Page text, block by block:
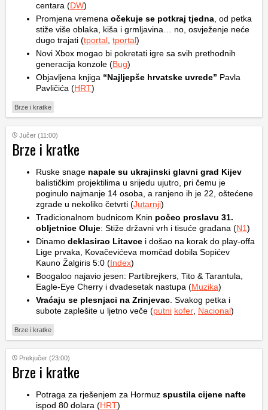
centara (DW)
Promjena vremena očekuje se potkraj tjedna , od petka
stiže više oblaka, kiša i grmljavina… no, osvježenje neće
dugo trajati (tportal tportal)
Novi Xbox mogao bi pokretati igre sa svih prethodnih
generacija konzole (Bug)
Objavljena knjiga “Najljepše hrvatske uvrede” Pavla
Pavličića (HRT)
Brze i kratke
Jučer (11:00)
Brze i kratke
Ruske snage napale su ukrajinski glavni grad Kijev
balističkim projektilima u srijedu ujutro, pri čemu je
poginulo najmanje 14 osoba, a ranjeno ih je 22, oštećene
zgrade u nekoliko četvrti (Jutarnji)
Tradicionalnom budnicom Knin počeo proslavu 31.
obljetnice Oluje: Stiže državni vrh i tisuće građana (N1)
Dinamo deklasirao Litavce i došao na korak do play-offa
Lige prvaka, Kovačevićeva momčad dobila Sopićev
Kauno Žalgiris 5:0 (Index)
Boogaloo najavio jesen: Partibrejkers, Tito & Tarantula,
Eagle-Eye Cherry i dvadesetak nastupa (Muzika)
Vraćaju se plesnjaci na Zrinjevac . Svakog petka i
subote zaplešite u ljetno veče (putni kofer Nacional)
Brze i kratke
Prekjučer (23:00)
Brze i kratke
Potraga za rješenjem za Hormuz spustila cijene nafte
ispod 80 dolara (HRT)